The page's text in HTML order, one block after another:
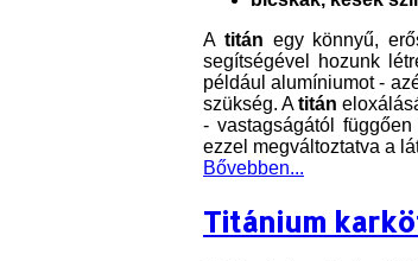
A titán egy könnyű,
segítségével hozunk
például alumíniumot -
szükség. Atitán
- vastagságától
ezzel megváltoztatva a
Bővebben...
Titánium